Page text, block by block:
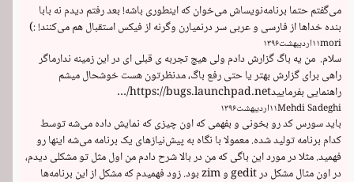
بنده خداها از فارسی و عربی سر درنمیارن وگرنه از فیکس استقبال هم می‌کنند! :)
mori۱۱اردیبهشت۱۳۹۶
راهنمایی بفرماییدhttps://bugs.launchpad.net/…
Mehdi Sadeghi۱۱اردیبهشت۱۳۹۶